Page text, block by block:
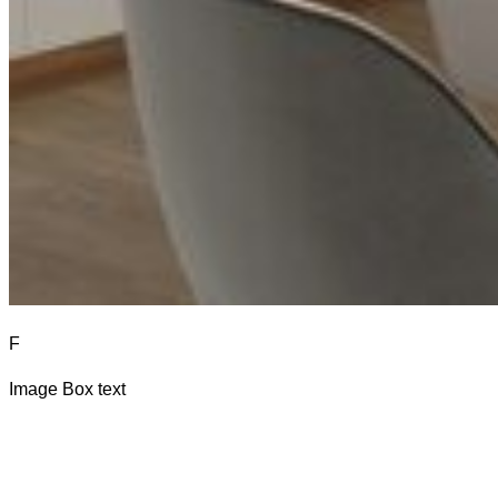
F
Image Box text